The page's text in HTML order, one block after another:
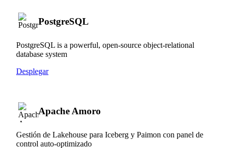
PostgreSQL
PostgreSQL is a powerful, open-source object-relational
database system
Desplegar
Apache Amoro
Gestión de Lakehouse para Iceberg y Paimon con panel de
control auto-optimizado